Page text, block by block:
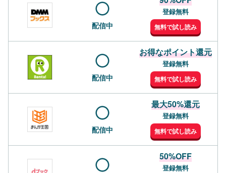
配信中
登録無料
無料で試し読み
配信中
お得なポイント還元
登録無料
無料で試し読み
配信中
最大50%還元
登録無料
無料で試し読み
50%OFF
登録無料